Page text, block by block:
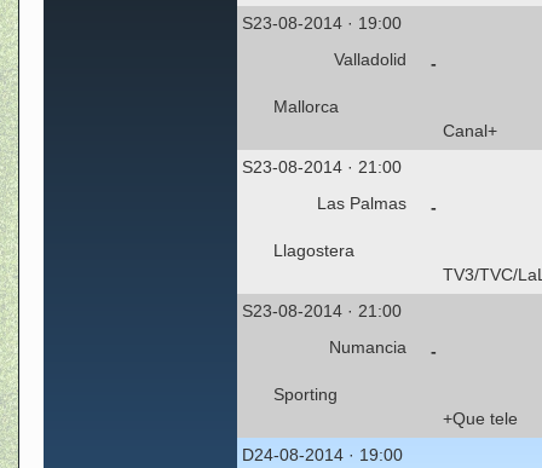
S23-08-2014 · 19:00
Valladolid
-
Mallorca
Canal+
S23-08-2014 · 21:00
Las Palmas
-
Llagostera
S23-08-2014 · 21:00
Numancia
-
Sporting
+Que tele
D24-08-2014 · 19:00